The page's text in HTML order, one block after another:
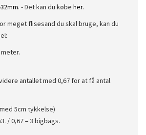
. - Det kan du købe her.
meget flisesand du skal bruge, kan du
meter.
antallet med 0,67 for at få antal
5cm tykkelse)
/ 0,67 = 3 bigbags.